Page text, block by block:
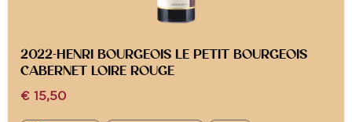
2022-HENRI BOURGEOIS LE PETIT BOURGEOIS
CABERNET LOIRE ROUGE
€ 15,50